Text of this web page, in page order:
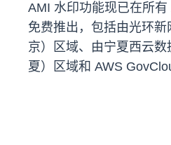
AMI 水印功能现已在所
免费推出，包括由光环
京）区域、由宁夏西云
夏）区域和 AWS